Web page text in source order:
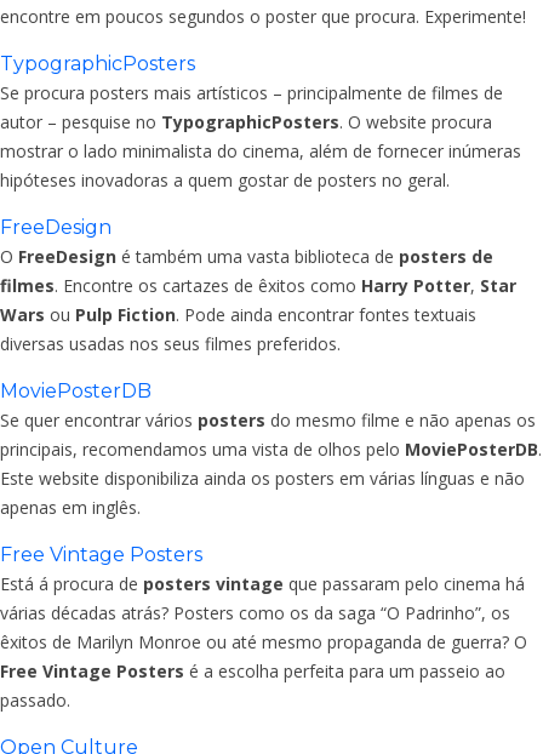
encontre em poucos segundos o poster que procura. Experimente!
TypographicPosters
Se procura posters mais artísticos – principalmente de filmes de
autor – pesquise no TypographicPosters. O website procura
mostrar o lado minimalista do cinema, além de fornecer inúmeras
hipóteses inovadoras a quem gostar de posters no geral.
FreeDesign
O FreeDesign é também uma vasta biblioteca de posters de
filmes. Encontre os cartazes de êxitos como Harry Potter, Star
Wars ou Pulp Fiction. Pode ainda encontrar fontes textuais
diversas usadas nos seus filmes preferidos.
MoviePosterDB
Se quer encontrar vários posters do mesmo filme e não apenas os
principais, recomendamos uma vista de olhos pelo MoviePosterDB.
Este website disponibiliza ainda os posters em várias línguas e não
apenas em inglês.
Free Vintage Posters
Está á procura de posters vintage que passaram pelo cinema há
várias décadas atrás? Posters como os da saga “O Padrinho”, os
êxitos de Marilyn Monroe ou até mesmo propaganda de guerra? O
Free Vintage Posters é a escolha perfeita para um passeio ao
passado.
Open Culture